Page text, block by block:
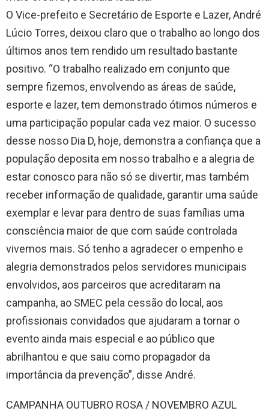
O Vice-prefeito e Secretário de Esporte e Lazer, André
Lúcio Torres, deixou claro que o trabalho ao longo dos
últimos anos tem rendido um resultado bastante
positivo. “O trabalho realizado em conjunto que
sempre fizemos, envolvendo as áreas de saúde,
esporte e lazer, tem demonstrado ótimos números e
uma participação popular cada vez maior. O sucesso
desse nosso Dia D, hoje, demonstra a confiança que a
população deposita em nosso trabalho e a alegria de
estar conosco para não só se divertir, mas também
receber informação de qualidade, garantir uma saúde
exemplar e levar para dentro de suas famílias uma
consciência maior de que com saúde controlada
vivemos mais. Só tenho a agradecer o empenho e
alegria demonstrados pelos servidores municipais
envolvidos, aos parceiros que acreditaram na
campanha, ao SMEC pela cessão do local, aos
profissionais convidados que ajudaram a tornar o
evento ainda mais especial e ao público que
abrilhantou e que saiu como propagador da
importância da prevenção”, disse André.
CAMPANHA OUTUBRO ROSA / NOVEMBRO AZUL